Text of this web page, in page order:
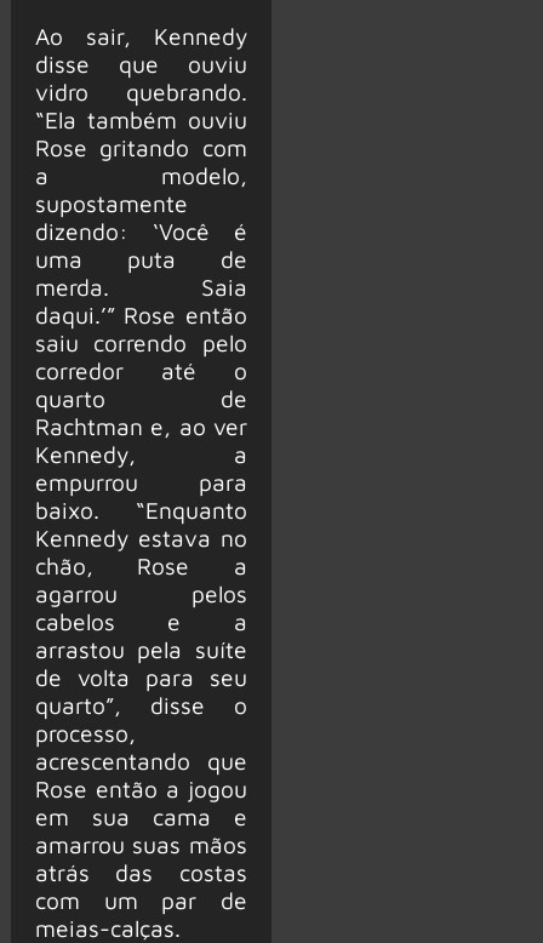
Ao sair, Kennedy
disse que ouviu
vidro quebrando.
“Ela também ouviu
Rose gritando com
a modelo,
supostamente
dizendo: ‘Você é
uma puta de
merda. Saia
daqui.’” Rose então
saiu correndo pelo
corredor até o
quarto de
Rachtman e, ao ver
Kennedy, a
empurrou para
baixo. “Enquanto
Kennedy estava no
chão, Rose a
agarrou pelos
cabelos e a
arrastou pela suíte
de volta para seu
quarto”, disse o
processo,
acrescentando que
Rose então a jogou
em sua cama e
amarrou suas mãos
atrás das costas
com um par de
meias-calças.